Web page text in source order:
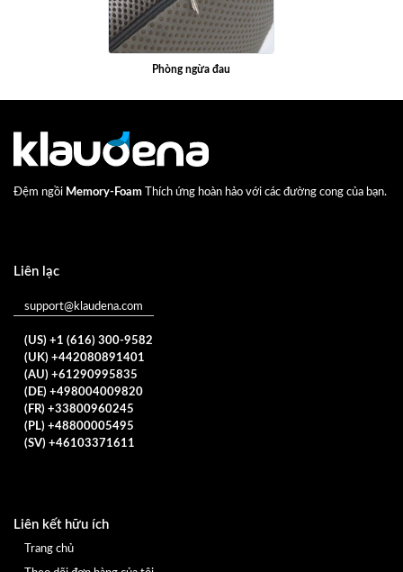
Phòng ngừa đau
Đệm ngồi Memory-Foam Thích ứng hoàn hảo với các đường cong của bạn.
Liên lạc
support@klaudena.com
(US) +1 (616) 300-9582
(UK) +442080891401
(AU) +61290995835
(DE) +498004009820
(FR) +33800960245
(PL) +48800005495
(SV) +46103371611
Liên kết hữu ích
Trang chủ